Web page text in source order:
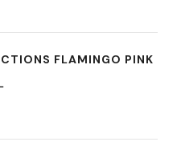
FLAMINGO PINK